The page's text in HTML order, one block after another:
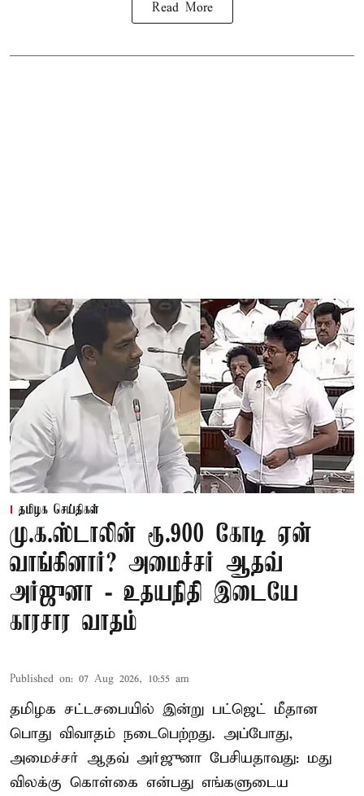
Read More
தமிழக செய்திகள்
மு.க.ஸ்டாலின் ரூ.900 கோடி ஏன்
வாங்கினார்? அமைச்சர் ஆதவ்
அர்ஜுனா - உதயநிதி இடையே
காரசார வாதம்
Published on: 07 Aug 2026, 10:55 am
தமிழக சட்டசபையில் இன்று பட்ஜெட் மீதான
பொது விவாதம் நடைபெற்றது. அப்போது,
அமைச்சர் ஆதவ் அர்ஜுனா பேசியதாவது: மது
விலக்கு கொள்கை என்பது எங்களுடைய